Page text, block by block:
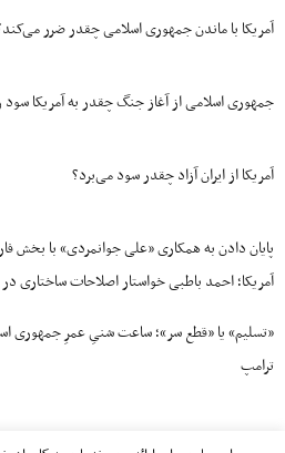
آمریکا با ماندن جمهوری اسلامی چقدر ضرر
جمهوری اسلامی از آغاز جنگ چقدر به آمریکا سود
آمریکا از ایران آزاد چقدر سود می‌برد؟
پایان دادن به همکاری «علی جوانمردی» با بخش
آمریکا؛ احمد باطبی خواستار اصلاحات ساختاری
«تسلیم» یا «قطع سر»؛ ساعت شنیِ عمرِ جمهوری
ترامپ